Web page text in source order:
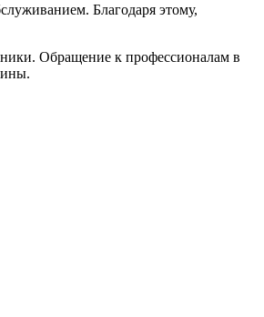
Благодаря этому,
Обращение к профессионалам в